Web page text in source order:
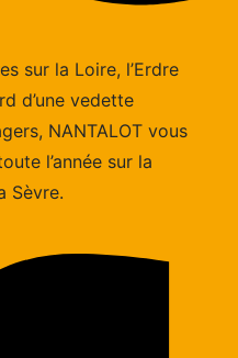
sur la Loire, l’Erdre
d’une vedette
NANTALOT vous
l’année sur la
Sèvre.